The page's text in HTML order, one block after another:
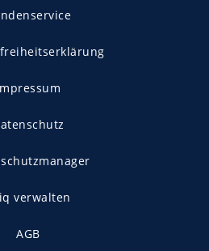
verwalten
AGB